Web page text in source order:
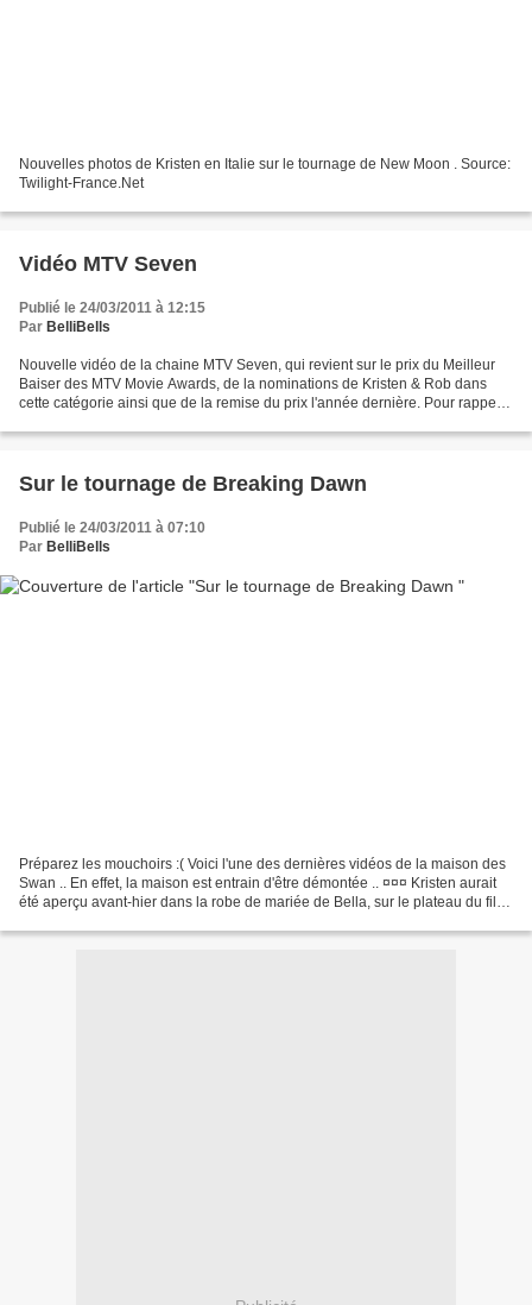
Nouvelles photos de Kristen en Italie sur le tournage de New Moon . Source:
Twilight-France.Net
Vidéo MTV Seven
Publié le 24/03/2011 à 12:15
Par BelliBells
Nouvelle vidéo de la chaine MTV Seven, qui revient sur le prix du Meilleur
Baiser des MTV Movie Awards, de la nominations de Kristen & Rob dans
cette catégorie ainsi que de la remise du prix l'année dernière. Pour rappel,
Sur le tournage de Breaking Dawn
Publié le 24/03/2011 à 07:10
Par BelliBells
Préparez les mouchoirs :( Voici l'une des dernières vidéos de la maison des
Swan .. En effet, la maison est entrain d'être démontée .. ¤¤¤ Kristen aurait
été aperçu avant-hier dans la robe de mariée de Bella, sur le plateau du film